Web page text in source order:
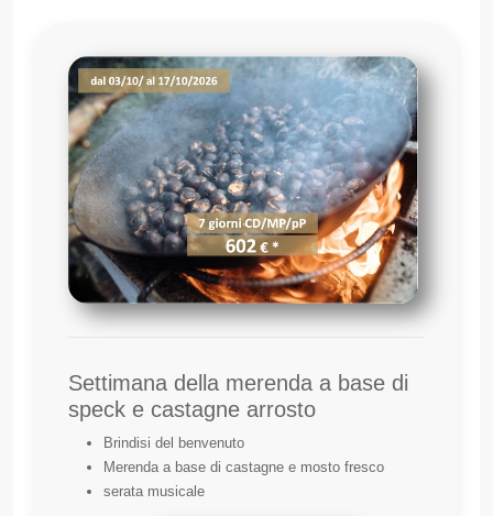
Settimana della merenda a base di
speck e castagne arrosto
Brindisi del benvenuto
Merenda a base di castagne e mosto fresco
serata musicale